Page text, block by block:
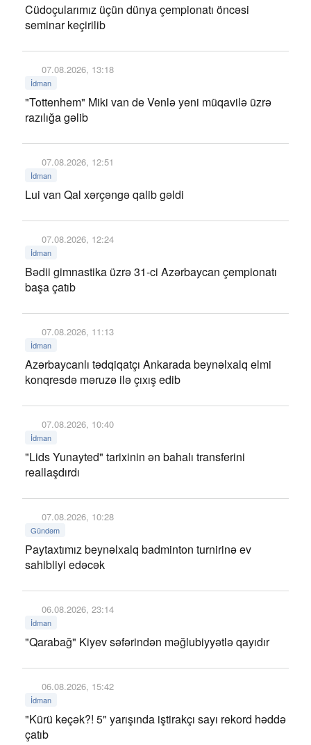
Cüdoçularımız üçün dünya çempionatı öncəsi
seminar keçirilib
07.08.2026, 13:18
İdman
"Tottenhem" Miki van de Venlə yeni müqavilə üzrə
razılığa gəlib
07.08.2026, 12:51
İdman
Lui van Qal xərçəngə qalib gəldi
07.08.2026, 12:24
İdman
Bədii gimnastika üzrə 31-ci Azərbaycan çempionatı
başa çatıb
07.08.2026, 11:13
İdman
Azərbaycanlı tədqiqatçı Ankarada beynəlxalq elmi
konqresdə məruzə ilə çıxış edib
07.08.2026, 10:40
İdman
"Lids Yunayted" tarixinin ən bahalı transferini
reallaşdırdı
07.08.2026, 10:28
Gündəm
Paytaxtımız beynəlxalq badminton turnirinə ev
sahibliyi edəcək
06.08.2026, 23:14
İdman
"Qarabağ" Kiyev səfərindən məğlubiyyətlə qayıdır
06.08.2026, 15:42
İdman
"Kürü keçək?! 5" yarışında iştirakçı sayı rekord həddə
çatıb